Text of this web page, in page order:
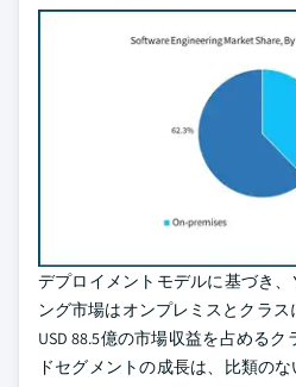
デプロイメントモデルに基づき
ング市場はオンプレミスとクラ
USD 88.5億の市場収益を占める
ドセグメントの成長は、比類の